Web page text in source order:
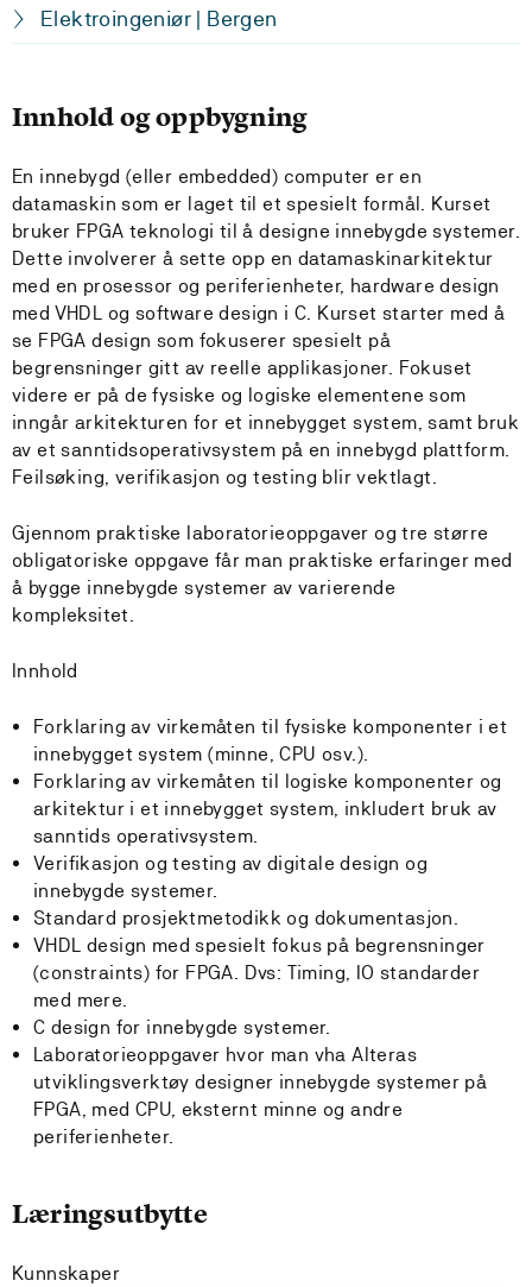
Elektroingeniør | Bergen
Innhold og oppbygning
En innebygd (eller embedded) computer er en
datamaskin som er laget til et spesielt formål. Kurset
bruker FPGA teknologi til å designe innebygde systemer.
Dette involverer å sette opp en datamaskinarkitektur
med en prosessor og periferienheter, hardware design
med VHDL og software design i C. Kurset starter med å
se FPGA design som fokuserer spesielt på
begrensninger gitt av reelle applikasjoner. Fokuset
videre er på de fysiske og logiske elementene som
inngår arkitekturen for et innebygget system, samt bruk
av et sanntidsoperativsystem på en innebygd plattform.
Feilsøking, verifikasjon og testing blir vektlagt.
Gjennom praktiske laboratorieoppgaver og tre større
obligatoriske oppgave får man praktiske erfaringer med
å bygge innebygde systemer av varierende
kompleksitet.
Innhold
Forklaring av virkemåten til fysiske komponenter i et
innebygget system (minne, CPU osv.).
Forklaring av virkemåten til logiske komponenter og
arkitektur i et innebygget system, inkludert bruk av
sanntids operativsystem.
Verifikasjon og testing av digitale design og
innebygde systemer.
Standard prosjektmetodikk og dokumentasjon.
VHDL design med spesielt fokus på begrensninger
(constraints) for FPGA. Dvs: Timing, IO standarder
med mere.
C design for innebygde systemer.
Laboratorieoppgaver hvor man vha Alteras
utviklingsverktøy designer innebygde systemer på
FPGA, med CPU, eksternt minne og andre
periferienheter.
Læringsutbytte
Kunnskaper